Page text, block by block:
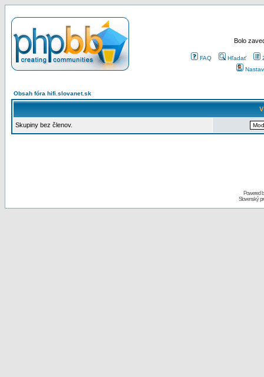
Bolo
FAQ Hľadať
Obsah fóra hifi.slovanet.sk
Skupiny bez členov.
Powered
Slovenský